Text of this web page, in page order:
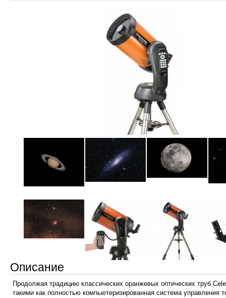
Описание
Продолжая традицию классических оранжевых оптических труб
такими как полностью компьютеризированная система